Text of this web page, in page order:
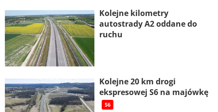
Kolejne kilometry
autostrady A2 oddane do
ruchu
Kolejne 20 km drogi
ekspresowej S6 na majówkę
S6